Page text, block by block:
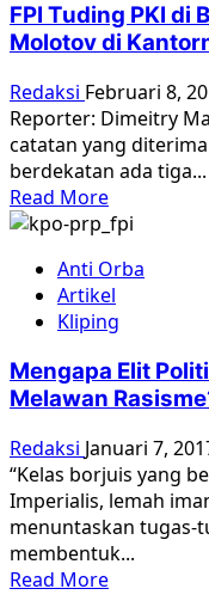
dan
‘Makar
Jenderal’
FPI Tuding PKI di
Molotov di
Redaksi Februari 8,
Reporter: Dimeitry
catatan yang
berdekatan ada tiga...
Read MoreRead
more
FPI
Tuding
PKI
Balik
Molotov
di
Kantornya
Anti Orba
Artikel
Kliping
Mengapa Elit
Melawan
Redaksi Januari 7,
“Kelas borjuis yang
Imperialis, lemah
menuntaskan tugas-
membentuk...
Read MoreRead